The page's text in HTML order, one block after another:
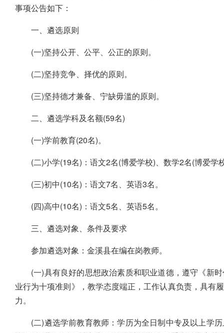
事项公告如下：
一、遴选原则
(一)坚持公开、公平、公正的原则。
(二)坚持竞争、择优的原则。
(三)坚持德才兼备、宁缺毋滥的原则。
二、遴选学科及名额(59名)
(一)学前教育(20名)。
(二)小学(19名)：语文2名(博爱学校)、数学2名(博爱
(三)初中(10名)：语文7名、英语3名。
(四)高中(10名)：语文5名、英语5名。
三、遴选对象、条件及要求
参加遴选对象：金溪县在编在岗教师。
(一)具有良好的思想政治素质和职业道德，遵守《新
业行为十项准则》，教学态度端正，工作认真负责，具有
力。
(二)遴选学前教育教师：学历为全日制中专及以上学